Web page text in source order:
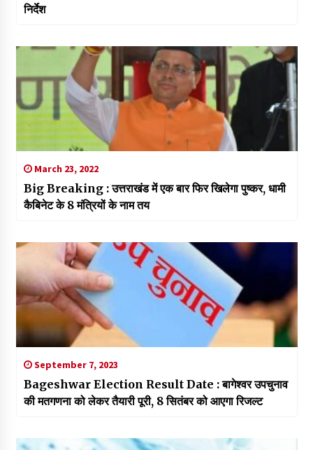
निर्देश
March 23, 2022
Big Breaking : उत्तराखंड में एक बार फिर खिलेगा पुष्कर, धामी
कैबिनेट के 8 मंत्रियों के नाम तय
September 7, 2023
Bageshwar Election Result Date : बागेश्वर उपचुनाव
की मतगणना को लेकर तैयारी पूरी, 8 सितंबर को आएगा रिजल्ट